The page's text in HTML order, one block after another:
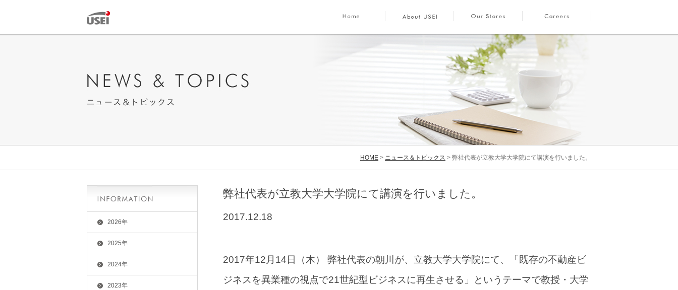
HOME > ニュース＆トピックス > 弊社代表が立教大学大学院にて講演を行いました。
2026年
2025年
2024年
2023年
弊社代表が立教大学大学院にて講演を行いました。
2017.12.18
2017年12月14日（木） 弊社代表の朝川が、立教大学大学院にて、「既存の不動産ビ
ジネスを異業種の視点で21世紀型ビジネスに再生させる」というテーマで教授・大学